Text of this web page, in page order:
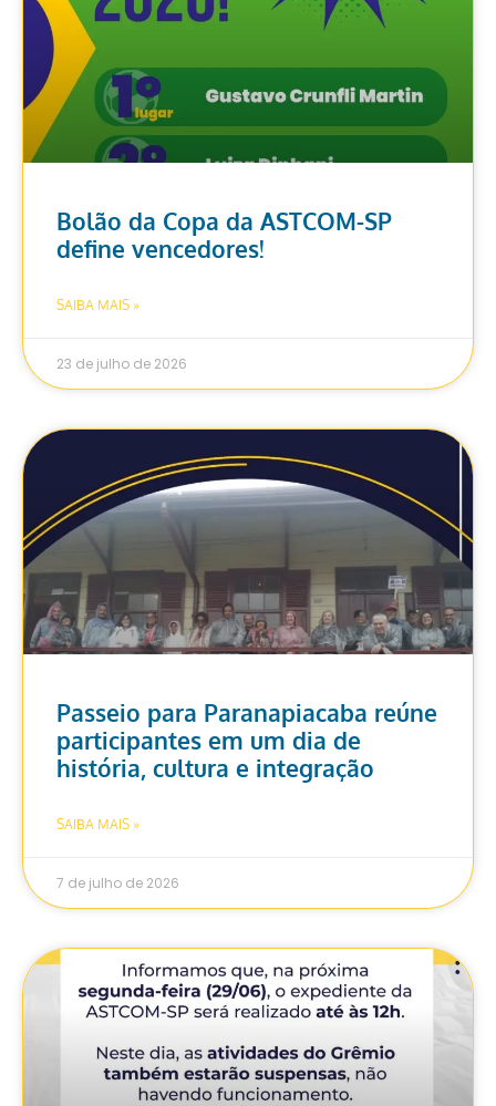
Bolão da Copa da ASTCOM-SP
define vencedores!
SAIBA MAIS »
23 de julho de 2026
Passeio para Paranapiacaba reúne
participantes em um dia de
história, cultura e integração
SAIBA MAIS »
7 de julho de 2026